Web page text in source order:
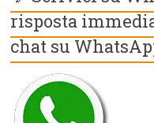
risposta
chat su